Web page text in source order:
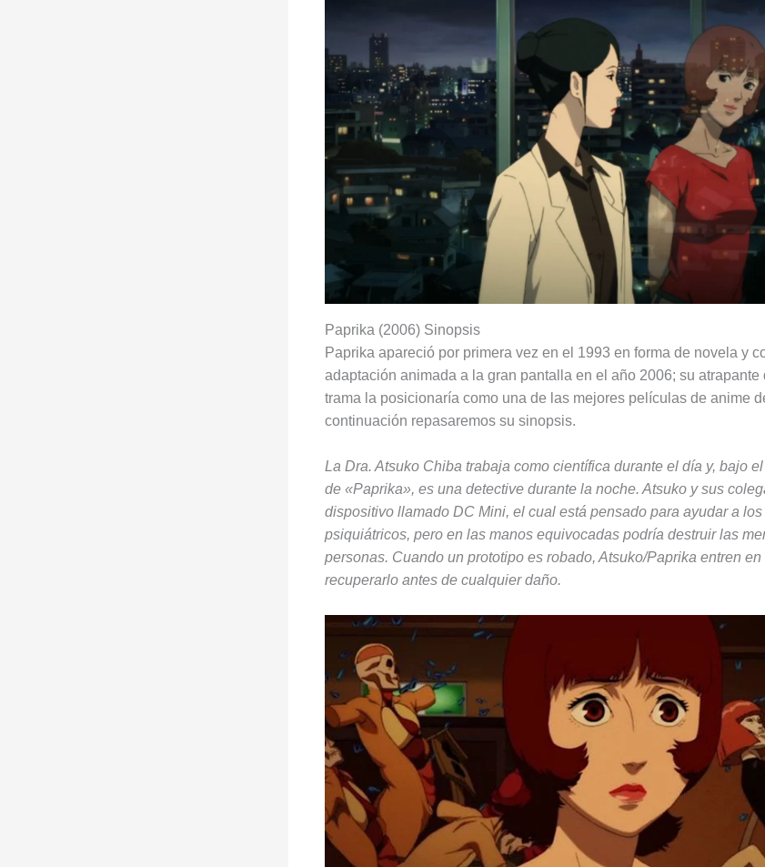
Paprika (2006) Sinopsis
Paprika apareció por primera vez en el 1993 en forma de novela y
adaptación animada a la gran pantalla en el año 2006; su atrapante
trama la posicionaría como una de las mejores películas de anime
continuación repasaremos su sinopsis.
La Dra. Atsuko Chiba trabaja como científica durante el día y, bajo
de «Paprika», es una detective durante la noche. Atsuko y sus
dispositivo llamado DC Mini, el cual está pensado para ayudar a
psiquiátricos, pero en las manos equivocadas podría destruir las
personas. Cuando un prototipo es robado, Atsuko/Paprika entren
recuperarlo antes de cualquier daño.